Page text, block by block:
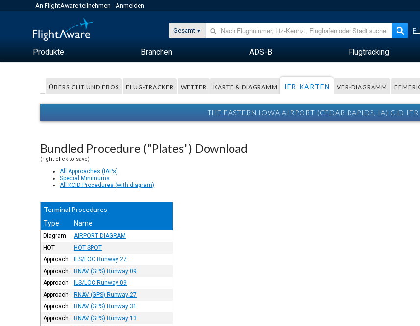
An FlightAware teilnehmen Anmelden
Gesamt
Produkte Branchen ADS-B Flugtracking
ÜBERSICHT UND FBOS FLUG-TRACKER WETTER KARTE & DIAGRAMM IFR-KARTEN VFR-DIAGRAMM
THE EASTERN IOWA AIRPORT (CEDAR RAPIDS, IA) CID
Bundled Procedure ("Plates") Download
(right click to save)
All Approaches (IAPs)
Special Minimums
All KCID Procedures (with diagram)
Terminal Procedures
Type Name
Diagram
AIRPORT DIAGRAM
HOT
HOT SPOT
Approach
ILS/LOC Runway 27
Approach
RNAV (GPS) Runway 09
Approach
ILS/LOC Runway 09
Approach
RNAV (GPS) Runway 27
Approach
RNAV (GPS) Runway 31
Approach
RNAV (GPS) Runway 13